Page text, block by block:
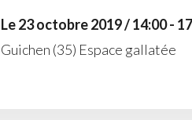
Le 23 octobre 2019 / 14:00 -
Guichen (35) Espace gallatée